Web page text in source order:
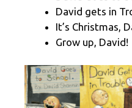
David gets in
It’s Christmas,
Grow up, David!